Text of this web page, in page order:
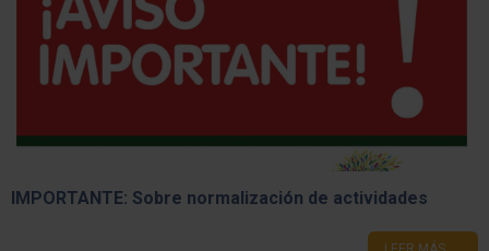
IMPORTANTE: Sobre normalización de actividades